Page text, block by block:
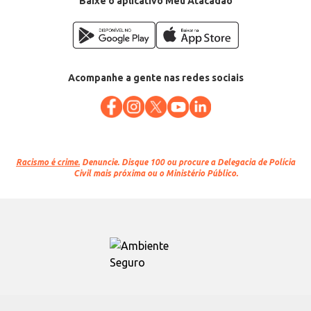
Acompanhe a gente nas redes sociais
Racismo é crime. Denuncie. Disque 100 ou procure a Delegacia de Polícia
Civil mais próxima ou o Ministério Público.